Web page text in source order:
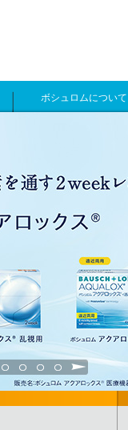
ボシュロムについて
6 7 8 9